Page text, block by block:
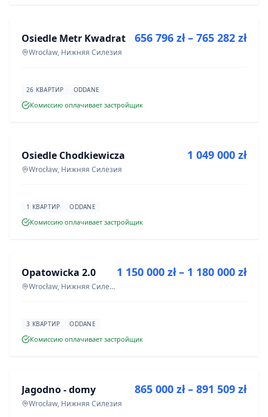
ИНВЕСТИЦИЯ
Osiedle Metr Kwadrat
Wrocław, Нижняя Силезия
656 796 zł – 765 282 zł
26 КВАРТИР ODDANE
Комиссию оплачивает застройщик
ИНВЕСТИЦИЯ
Osiedle Chodkiewicza
Wrocław, Нижняя Силезия
1 049 000 zł
1 КВАРТИР ODDANE
Комиссию оплачивает застройщик
ИНВЕСТИЦИЯ
Opatowicka 2.0
Wrocław, Нижняя Силезия
1 150 000 zł – 1 180 000 zł
3 КВАРТИР ODDANE
Комиссию оплачивает застройщик
ИНВЕСТИЦИЯ
Jagodno - domy
Wrocław, Нижняя Силезия
865 000 zł – 891 509 zł